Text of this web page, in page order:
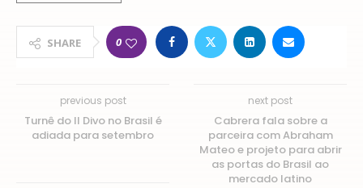
SHARE 0
previous post
Turnê do Il Divo no Brasil é
adiada para setembro
next post
Cabrera fala sobre a
parceira com Abraham
Mateo e projeto para abrir
as portas do Brasil ao
mercado latino